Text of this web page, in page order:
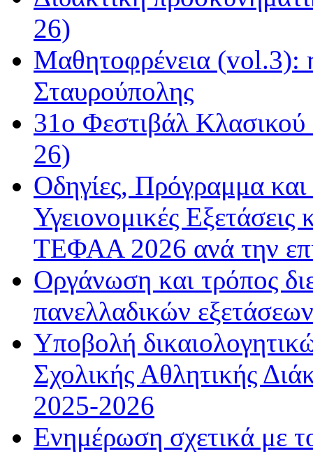
26)
Μαθητοφρένεια (vol.3):
Σταυρούπολης
31ο Φεστιβάλ
26)
Οδηγίες, Πρόγραμμα και
Υγειονομικές Εξετάσεις
ΤΕΦΑΑ 2026 ανά την
Οργάνωση και τρόπος
πανελλαδικών
Υποβολή
Σχολικής Αθλητικής
2025-2026
Ενημέρωση σχετικά με